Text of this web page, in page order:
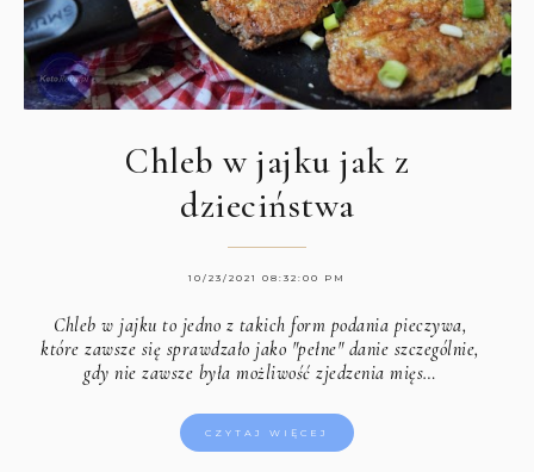
Chleb w jajku jak z
dzieciństwa
10/23/2021 08:32:00 PM
Chleb w jajku to jedno z takich form podania pieczywa,
które zawsze się sprawdzało jako "pełne" danie szczególnie,
gdy nie zawsze była możliwość zjedzenia mięs…
CZYTAJ WIĘCEJ